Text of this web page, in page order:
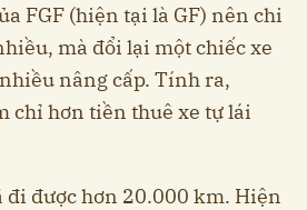
FGF (hiện tại là GF) nên chi
mà đổi lại một chiếc xe
nâng cấp. Tính ra,
chỉ hơn tiền thuê xe tự lái
đi được hơn 20.000 km. Hiện